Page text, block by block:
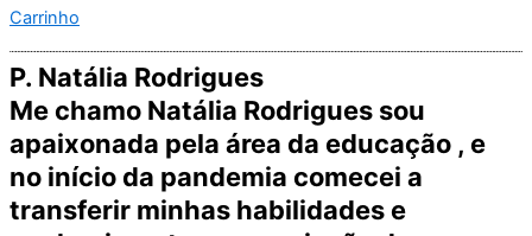
Carrinho
P. Natália Rodrigues
Me chamo Natália Rodrigues sou
apaixonada pela área da educação , e
no início da pandemia comecei a
transferir minhas habilidades e